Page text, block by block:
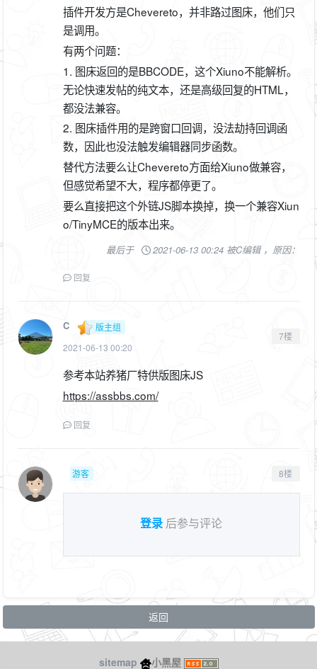
插件开发方是Chevereto，并非路过图床，他们只
是调用。
有两个问题：
1. 图床返回的是BBCODE，这个Xiuno不能解析。
无论快速发帖的纯文本，还是高级回复的HTML，
都没法兼容。
2. 图床插件用的是跨窗口回调，没法劫持回调函
数，因此也没法触发编辑器同步函数。
替代方法要么让Chevereto方面给Xiuno做兼容，
但感觉希望不大，程序都停更了。
要么直接把这个外链JS脚本换掉，换一个兼容Xiun
o/TinyMCE的版本出来。
最后于 2021-06-13 00:24 被C编辑 ，原因：
回复
C
版主组
2021-06-13 00:20
7楼
参考本站养猪厂特供版图床JS
https://assbbs.com/
回复
游客 8楼
登录 后参与评论
返回
sitemap 小黑屋